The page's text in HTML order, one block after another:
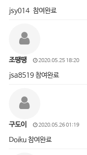
jsy014 참여완료
조땡땡 2020.05.25 18:20
jsa8519 참여완료
구도이 2020.05.26 01:19
Doiku 참여완료